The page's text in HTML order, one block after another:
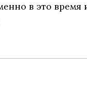
в это время